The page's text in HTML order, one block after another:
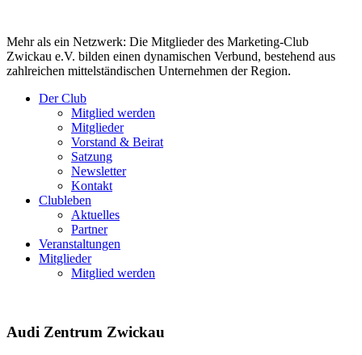
Mehr als ein Netzwerk: Die Mitglieder des Marketing-Club
Zwickau e.V. bilden einen dynamischen Verbund, bestehend aus
zahlreichen mittelständischen Unternehmen der Region.
Der Club
Mitglied werden
Mitglieder
Vorstand & Beirat
Satzung
Newsletter
Kontakt
Clubleben
Aktuelles
Partner
Veranstaltungen
Mitglieder
Mitglied werden
Audi Zentrum Zwickau